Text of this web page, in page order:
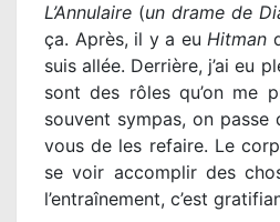
L’Annulaire (un drame de
ça. Après, il y a euHitman
suis allée. Derrière, j’ai eu
sont des rôles qu’on me
souvent sympas, on
vous de les refaire. Le
se voir accomplir des
l’entraînement, c’est